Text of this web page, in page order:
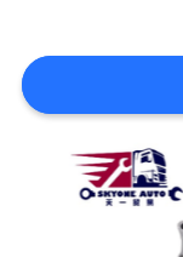
MAPPA
DEL
SITO